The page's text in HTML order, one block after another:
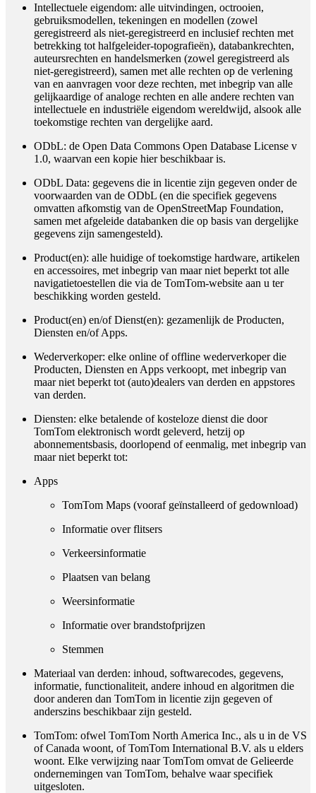
Intellectuele eigendom: alle uitvindingen, octrooien,
gebruiksmodellen, tekeningen en modellen (zowel
geregistreerd als niet-geregistreerd en inclusief rechten met
betrekking tot halfgeleider-topografieën), databankrechten,
auteursrechten en handelsmerken (zowel geregistreerd als
niet-geregistreerd), samen met alle rechten op de verlening
van en aanvragen voor deze rechten, met inbegrip van alle
gelijkaardige of analoge rechten en alle andere rechten van
intellectuele en industriële eigendom wereldwijd, alsook alle
toekomstige rechten van dergelijke aard.
ODbL: de Open Data Commons Open Database License v
1.0, waarvan een kopie hier beschikbaar is.
ODbL Data: gegevens die in licentie zijn gegeven onder de
voorwaarden van de ODbL (en die specifiek gegevens
omvatten afkomstig van de OpenStreetMap Foundation,
samen met afgeleide databanken die op basis van dergelijke
gegevens zijn samengesteld).
Product(en): alle huidige of toekomstige hardware, artikelen
en accessoires, met inbegrip van maar niet beperkt tot alle
navigatietoestellen die via de TomTom-website aan u ter
beschikking worden gesteld.
Product(en) en/of Dienst(en): gezamenlijk de Producten,
Diensten en/of Apps.
Wederverkoper: elke online of offline wederverkoper die
Producten, Diensten en Apps verkoopt, met inbegrip van
maar niet beperkt tot (auto)dealers van derden en appstores
van derden.
Diensten: elke betalende of kosteloze dienst die door
TomTom elektronisch wordt geleverd, hetzij op
abonnementsbasis, doorlopend of eenmalig, met inbegrip van
maar niet beperkt tot:
Apps
TomTom Maps (vooraf geïnstalleerd of gedownload)
Informatie over flitsers
Verkeersinformatie
Plaatsen van belang
Weersinformatie
Informatie over brandstofprijzen
Stemmen
Materiaal van derden: inhoud, softwarecodes, gegevens,
informatie, functionaliteit, andere inhoud en algoritmen die
door anderen dan TomTom in licentie zijn gegeven of
anderszins beschikbaar zijn gesteld.
TomTom: ofwel TomTom North America Inc., als u in de VS
of Canada woont, of TomTom International B.V. als u elders
woont. Elke verwijzing naar TomTom omvat de Gelieerde
ondernemingen van TomTom, behalve waar specifiek
uitgesloten.